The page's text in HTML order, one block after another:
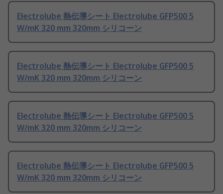
Electrolube 熱伝導シート Electrolube GFP500 5
W/mK 320 mm 320mm シリコーン
Electrolube 熱伝導シート Electrolube GFP500 5
W/mK 320 mm 320mm シリコーン
Electrolube 熱伝導シート Electrolube GFP500 5
W/mK 320 mm 320mm シリコーン
Electrolube 熱伝導シート Electrolube GFP500 5
W/mK 320 mm 320mm シリコーン